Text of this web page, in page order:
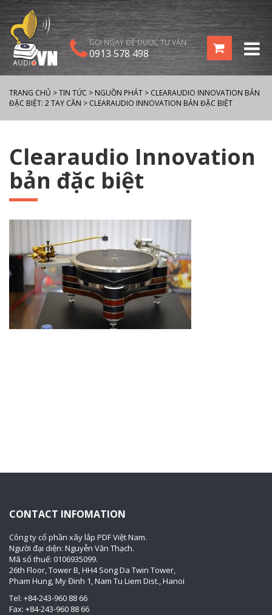
GỌI NGAY ĐỂ ĐƯỢC TƯ VẤN
0913 578 498
TRANG CHỦ >TIN TỨC > NGUỒN PHÁT > CLEARAUDIO INNOVATION BẢN
ĐẶC BIỆT: 2 TAY CẦN > CLEARAUDIO INNOVATION BẢN ĐẶC BIỆT
Clearaudio Innovation
bản đặc biệt
CONTACT INFOMATION
Công ty cổ phần xây lắp PDF Việt Nam.
Người đại diện: Nguyễn Văn Thạch.
Mã số thuế: 0106935099.
26th Floor, Tower B, HH4 Song Da Twin Tower,
Pham Hung, My Đinh 1, Nam Tu Liem Dist., Hanoi
Tel: +84-243-960 88 66
Fax: +84-243-960 88 66